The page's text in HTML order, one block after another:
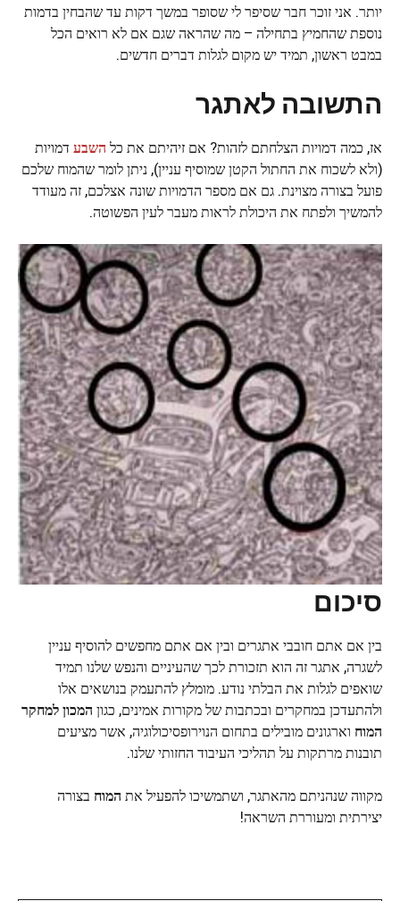
יותר. אני זוכר חבר שסיפר לי שסופר במשך דקות עד שהבחין בדמות
נוספת שהחמיץ בתחילה – מה שהראה שגם אם לא רואים הכל
במבט ראשון, תמיד יש מקום לגלות דברים חדשים.
התשובה לאתגר
אז, כמה דמויות הצלחתם לזהות? אם זיהיתם את כל השבע דמויות
(ולא לשכוח את החתול הקטן שמוסיף עניין), ניתן לומר שהמוח שלכם
פועל בצורה מצוינת. גם אם מספר הדמויות שונה אצלכם, זה מעודד
להמשיך ולפתח את היכולת לראות מעבר לעין הפשוטה.
סיכום
בין אם אתם חובבי אתגרים ובין אם אתם מחפשים להוסיף עניין
לשגרה, אתגר זה הוא תזכורת לכך שהעיניים והנפש שלנו תמיד
שואפים לגלות את הבלתי נודע. מומלץ להתעמק בנושאים אלו
ולהתעדכן במחקרים ובכתבות של מקורות אמינים, כגון המכון למחקר
המוח וארגונים מובילים בתחום הנוירופסיכולוגיה, אשר מציעים
תובנות מרתקות על תהליכי העיבוד החזותי שלנו.
מקווה שנהניתם מהאתגר, ושתמשיכו להפעיל את המוח בצורה
יצירתית ומעוררת השראה!